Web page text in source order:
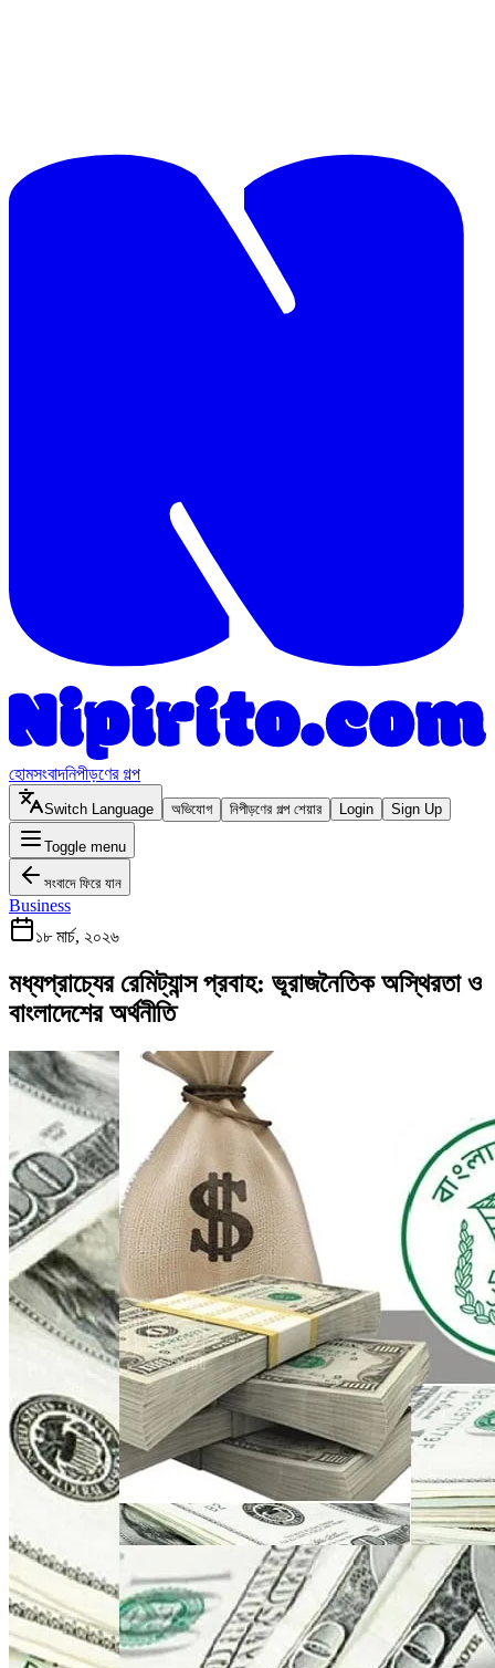
হোমসংবাদনিপীড়ণের গল্প
Switch Language অভিযোগ নিপীড়ণের গল্প শেয়ার Login Sign Up
Toggle menu
সংবাদে ফিরে যান
Business
১৮ মার্চ, ২০২৬
মধ্যপ্রাচ্যের রেমিট্যান্স প্রবাহ: ভূরাজনৈতিক অস্থিরতা ও
বাংলাদেশের অর্থনীতি